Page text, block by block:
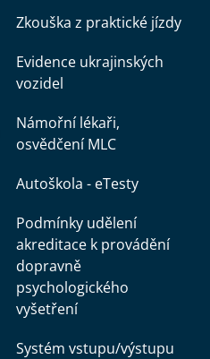
Zkouška z praktické jízdy
Evidence ukrajinských
vozidel
Námořní lékaři,
osvědčení MLC
Autoškola - eTesty
Podmínky udělení
akreditace k provádění
dopravně
psychologického
vyšetření
Systém vstupu/výstupu